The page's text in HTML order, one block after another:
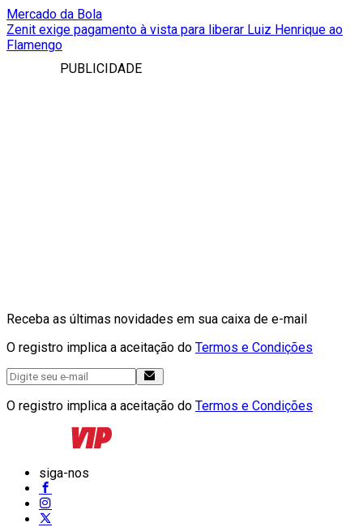
Mercado da Bola
Zenit exige pagamento à vista para liberar Luiz Henrique ao
Flamengo
PUBLICIDADE
Receba as últimas novidades em sua caixa de e-mail
O registro implica a aceitação do Termos e Condições
O registro implica a aceitação do Termos e Condições
siga-nos